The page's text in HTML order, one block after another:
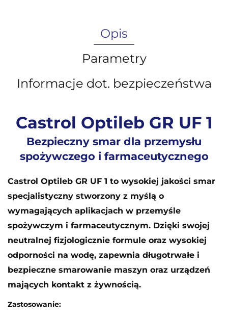
Opis
Parametry
Informacje dot. bezpieczeństwa
Castrol Optileb GR UF 1
Bezpieczny smar dla przemysłu
spożywczego i farmaceutycznego
Castrol Optileb GR UF 1 to wysokiej jakości smar
specjalistyczny stworzony z myślą o
wymagających aplikacjach w przemyśle
spożywczym i farmaceutycznym. Dzięki swojej
neutralnej fizjologicznie formule oraz wysokiej
odporności na wodę, zapewnia długotrwałe i
bezpieczne smarowanie maszyn oraz urządzeń
mających kontakt z żywnością.
Zastosowanie: